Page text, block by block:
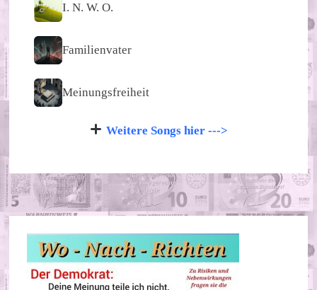
I. N. W. O.
Familienvater
Meinungsfreiheit
Weitere Songs hier --->